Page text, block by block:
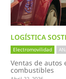
LOGÍSTICA
Electromovilidad
Ventas de autos
combustibles